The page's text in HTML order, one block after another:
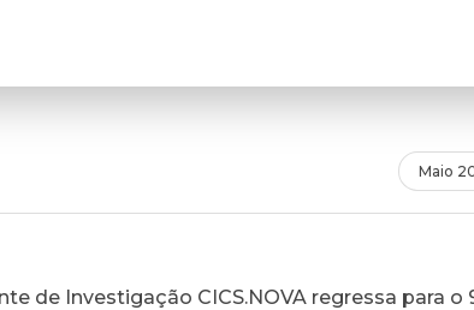
Maio
de Investigação CICS.NOVA regressa para o